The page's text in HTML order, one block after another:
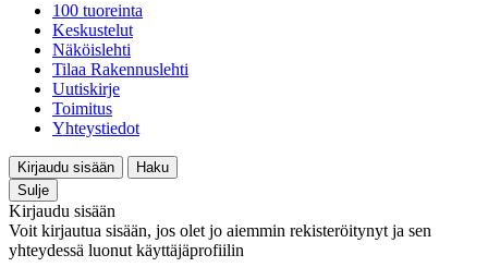
100 tuoreinta
Keskustelut
Näköislehti
Tilaa Rakennuslehti
Uutiskirje
Toimitus
Yhteystiedot
Kirjaudu sisään
Haku
Sulje
Kirjaudu sisään
Voit kirjautua sisään, jos olet jo aiemmin rekisteröitynyt ja sen
yhteydessä luonut käyttäjäprofiilin